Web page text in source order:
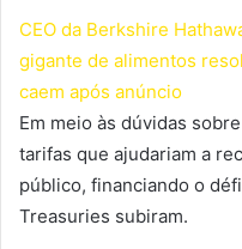
CEO da Berkshire
gigante de alimentos
caem após anúncio
Em meio às dúvidas
tarifas que ajudariam a
público, financiando o
Treasuries subiram.